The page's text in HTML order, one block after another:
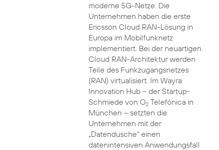
moderne 5G-Netze: Die
Unternehmen haben die erste
Ericsson Cloud RAN-Lösung in
Europa im Mobilfunknetz
implementiert. Bei der neuartigen
Cloud RAN-Architektur werden
Teile des Funkzugangsnetzes
(RAN) virtualisiert. Im Wayra
Innovation Hub – der Startup-
Schmiede von O2Telefónica in
München – setzten die
Unternehmen mit der
„Datendusche“ einen
datenintensiven Anwendungsfall